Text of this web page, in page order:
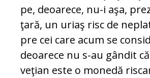
pe, deoarece, nu-i aşa,
ţară, un uriaş risc de
pre cei care acum se
deoarece nu s-au gândit
veţian este o monedă